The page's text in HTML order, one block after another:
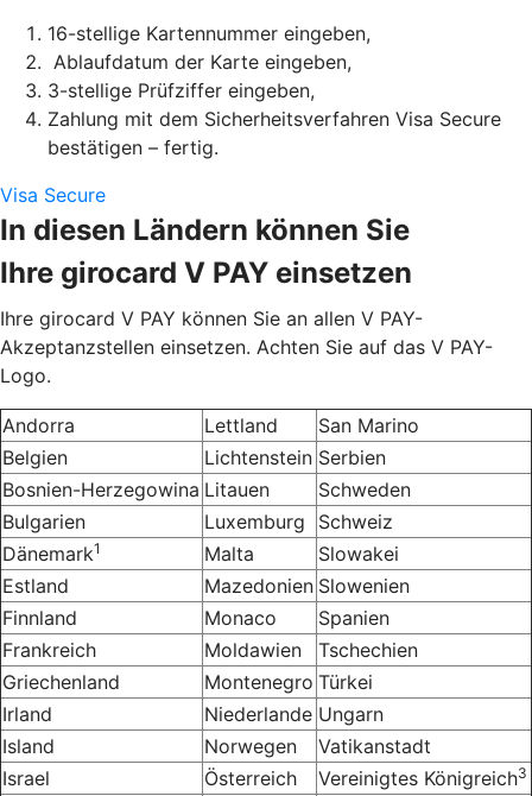
16-stellige Kartennummer eingeben,
Ablaufdatum der Karte eingeben,
3-stellige Prüfziffer eingeben,
Zahlung mit dem Sicherheitsverfahren Visa Secure
bestätigen – fertig.
Visa Secure
In diesen Ländern können Sie
Ihre girocard V PAY einsetzen
Ihre girocard V PAY können Sie an allen V PAY-
Akzeptanzstellen einsetzen. Achten Sie auf das V PAY-
Logo.
Andorra Lettland
San Marino
Belgien
Lichtenstein Serbien
Bosnien-Herzegowina Litauen
Schweden
Bulgarien
Luxemburg
Schweiz
Dänemark1 Malta
Slowakei
Estland
Mazedonien Slowenien
Finnland
Monaco
Spanien
Frankreich
Moldawien
Tschechien
Griechenland
Montenegro Türkei
Irland
Niederlande Ungarn
Island
Norwegen
Vatikanstadt
Israel
Österreich Vereinigtes Königreich3